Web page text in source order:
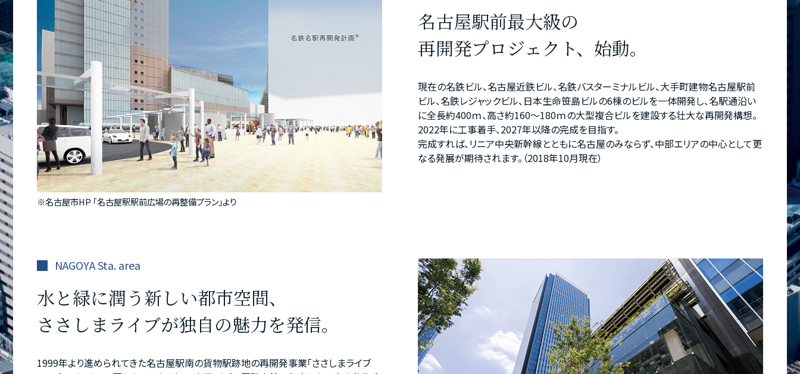
名古屋駅前最大級の
再開発プロジェクト、始動。
現在の名鉄ビル、名古屋近鉄ビル、名鉄バスターミナルビル、大手町建物名古屋駅前
ビル、名鉄レジャックビル、日本生命笹島ビルの6棟のビルを一体開発し、名駅通沿い
に全長約400ｍ、高さ約160～180ｍの大型複合ビルを建設する壮大な再開発構想。
2022年に工事着手、2027年以降の完成を目指す。
完成すれば、リニア中央新幹線とともに名古屋のみならず、中部エリアの中心として更
なる発展が期待されます。（2018年10月現在）
※名古屋市HP ｢名古屋駅駅前広場の再整備プラン｣より
NAGOYA Sta. area
水と緑に潤う新しい都市空間、
ささしまライブが独自の魅力を発信。
1999年より進められてきた名古屋駅南の貨物駅跡地の再開発事業「ささしまライブ